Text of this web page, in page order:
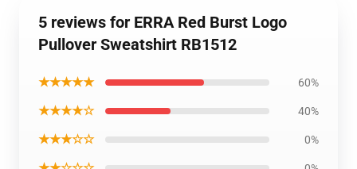
5 reviews for ERRA Red Burst Logo
Pullover Sweatshirt RB1512
★★★★★ 60%
★★★★☆ 40%
★★★☆☆ 0%